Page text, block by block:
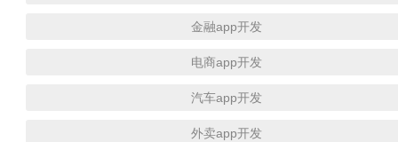
金融app开发
电商app开发
汽车app开发
外卖app开发